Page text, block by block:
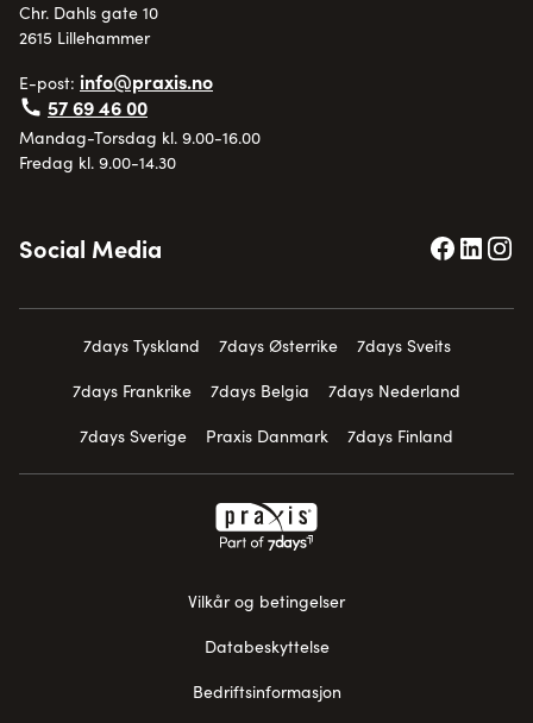
Chr. Dahls gate 10
2615 Lillehammer
E-post: info@praxis.no
57 69 46 00
Mandag-Torsdag kl. 9.00-16.00
Fredag kl. 9.00-14.30
Social Media
7days Tyskland 7days Østerrike
7days Sveits
7days Frankrike
7days Belgia
7days Nederland
7days Sverige
Praxis Danmark 7days Finland
Vilkår og betingelser
Databeskyttelse
Bedriftsinformasjon